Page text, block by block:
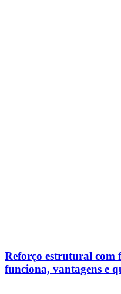
Reforço estrutural com
funciona, vantagens e